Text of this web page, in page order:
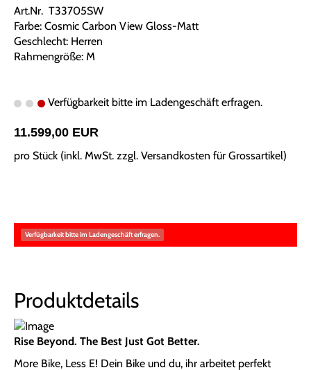
Art.Nr. T33705SW
Farbe: Cosmic Carbon View Gloss-Matt
Geschlecht: Herren
Rahmengröße: M
Verfügbarkeit bitte im Ladengeschäft erfragen.
11.599,00 EUR
pro Stück (inkl. MwSt. zzgl. Versandkosten für Grossartikel)
Verfügbarkeit bitte im Ladengeschäft erfragen.
Produktdetails
Rise Beyond. The Best Just Got Better.
More Bike, Less E! Dein Bike und du, ihr arbeitet perfekt